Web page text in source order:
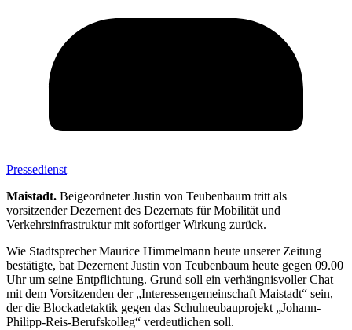
Pressedienst
Maistadt. Beigeordneter Justin von Teubenbaum tritt als
vorsitzender Dezernent des Dezernats für Mobilität und
Verkehrsinfrastruktur mit sofortiger Wirkung zurück.
Wie Stadtsprecher Maurice Himmelmann heute unserer Zeitung
bestätigte, bat Dezernent Justin von Teubenbaum heute gegen 09.00
Uhr um seine Entpflichtung. Grund soll ein verhängnisvoller Chat
mit dem Vorsitzenden der „Interessengemeinschaft Maistadt“ sein,
der die Blockadetaktik gegen das Schulneubauprojekt „Johann-
Philipp-Reis-Berufskolleg“ verdeutlichen soll.